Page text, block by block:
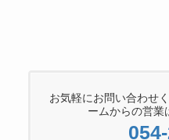
お気軽にお問い合わせ
ームからの営業